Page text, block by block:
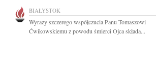
BIAŁYSTOK
Wyrazy szczerego współczucia Panu Tomaszowi
Ćwikowskiemu z powodu śmierci Ojca składa...